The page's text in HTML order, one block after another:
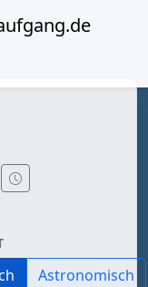
Astronomisch